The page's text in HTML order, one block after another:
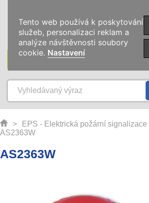
KATEGORIE
> EPS - Elektrická požární signalizace
AS2363W
AS2363W
Tento web používá k poskytování
služeb, personalizaci reklam a
analýze návštěvnosti soubory
cookie. Nastavení